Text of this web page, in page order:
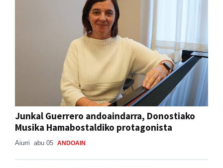
Junkal Guerrero andoaindarra, Donostiako
Musika Hamabostaldiko protagonista
Aiurri abu 05 ANDOAIN